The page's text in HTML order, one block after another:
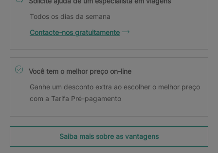
Todos os dias da semana
Contacte-nos gratuitamente
Você tem o melhor preço on-line
Ganhe um desconto extra ao escolher o melhor preço
com a Tarifa Pré-pagamento
Saiba mais sobre as vantagens